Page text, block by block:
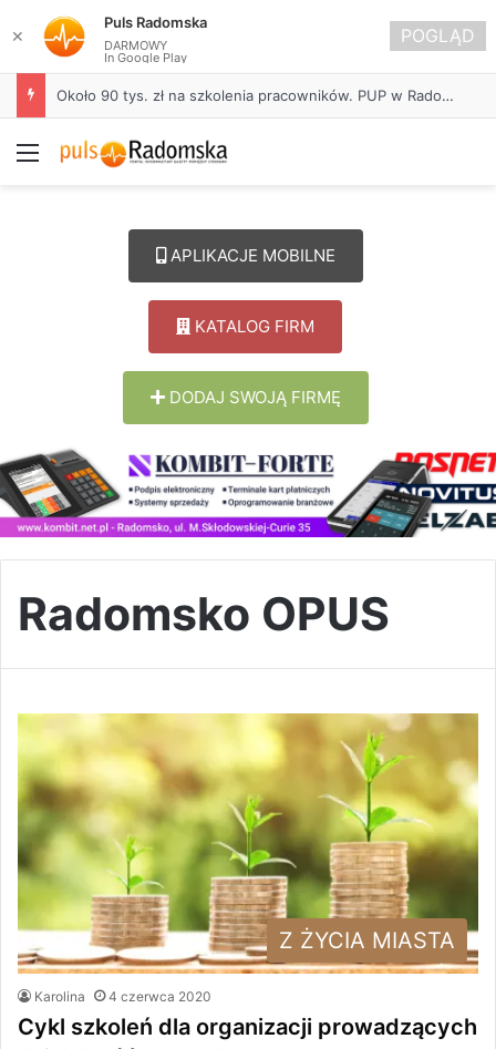
Około 90 tys. zł na szkolenia pracowników. PUP w Radomsku ogłasza nabór wniosków
Menu
APLIKACJE MOBILNE
KATALOG FIRM
DODAJ SWOJĄ FIRMĘ
Radomsko OPUS
Z ŻYCIA MIASTA
Karolina 4 czerwca 2020
Cykl szkoleń dla organizacji prowadzących
✕
Puls Radomska
DARMOWY
In Google Play
POGLĄD